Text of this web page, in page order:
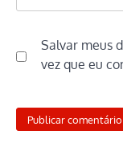
Salvar meus
vez que eu